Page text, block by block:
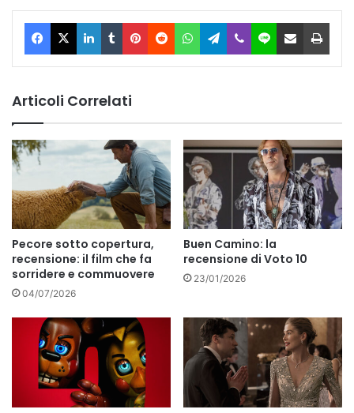
Facebook
X LinkedIn
TumblrPinterest
RedditWhatsAppTelegram
ViberLine Condividi via Email
Articoli Correlati
Pecore sotto copertura,
recensione: il film che fa
sorridere e commuovere
04/07/2026
Buen Camino: la
recensione di Voto 10
23/01/2026